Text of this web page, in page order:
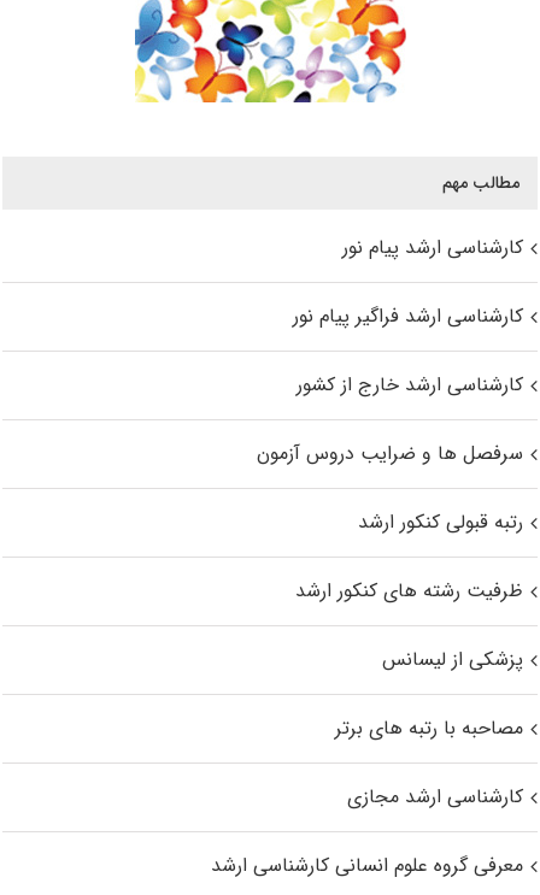
مطالب مهم
کارشناسی ارشد پیام نور
کارشناسی ارشد فراگیر پیام نور
کارشناسی ارشد خارج از کشور
سرفصل ها و ضرایب دروس آزمون
رتبه قبولی کنکور ارشد
ظرفیت رشته های کنکور ارشد
پزشکی از لیسانس
مصاحبه با رتبه های برتر
کارشناسی ارشد مجازی
معرفی گروه علوم انسانی کارشناسی ارشد